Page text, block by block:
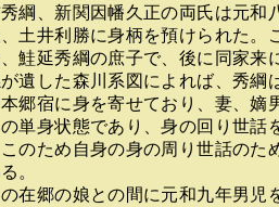
綱、新関因幡久正の両氏は元和
土井利勝に身柄を預けられた。
鮭延秀綱の庶子で、後に同家来
遺した森川系図によれば、秀綱
郷宿に身を寄せており、妻、嫡
単身状態であり、身の回り世話
のため自身の身の周り世話のた
。
在郷の娘との間に元和九年男児